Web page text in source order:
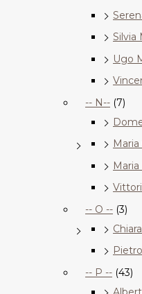
Silvia
Ugo
-- N-- (7)
-- O -- (3)
-- P -- (43)